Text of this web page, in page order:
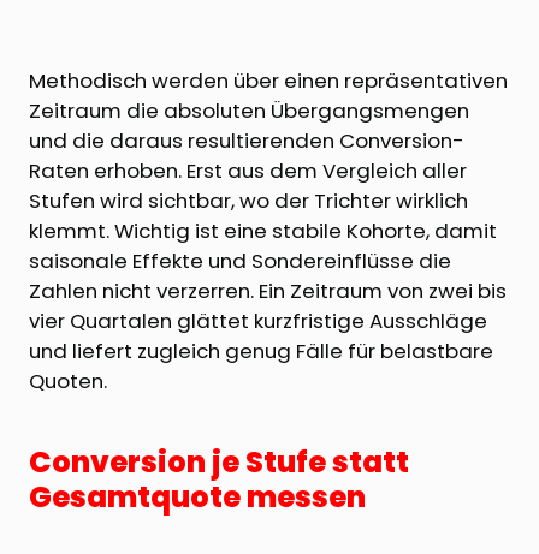
Methodisch werden über einen repräsentativen
Zeitraum die absoluten Übergangsmengen
und die daraus resultierenden Conversion-
Raten erhoben. Erst aus dem Vergleich aller
Stufen wird sichtbar, wo der Trichter wirklich
klemmt. Wichtig ist eine stabile Kohorte, damit
saisonale Effekte und Sondereinflüsse die
Zahlen nicht verzerren. Ein Zeitraum von zwei bis
vier Quartalen glättet kurzfristige Ausschläge
und liefert zugleich genug Fälle für belastbare
Quoten.
Conversion je Stufe statt
Gesamtquote messen